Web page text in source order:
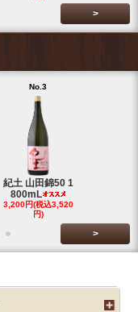
>
No.3
紀土 山田錦50 1
800mL
3,200円(税込3,520
円)
>